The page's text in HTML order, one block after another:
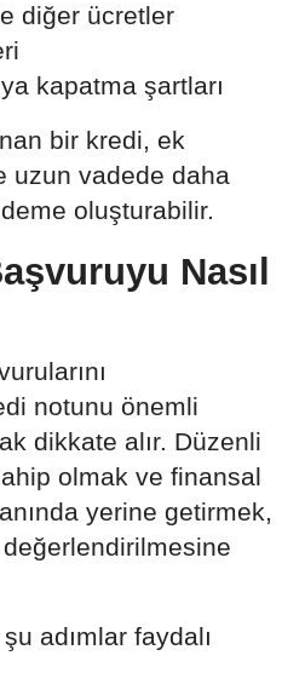
diğer ücretler
kapatma şartları
bir kredi, ek
uzun vadede daha
oluşturabilir.
Nasıl
notunu önemli
dikkate alır. Düzenli
olmak ve finansal
yerine getirmek,
adımlar faydalı